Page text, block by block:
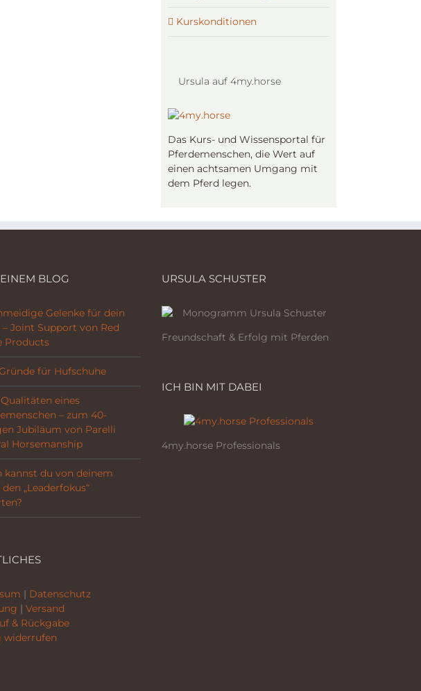
Kurskonditionen
Ursula auf 4my.horse
Das Kurs- und Wissensportal für
Pferdemenschen, die Wert auf
einen achtsamen Umgang mit
dem Pferd legen.
BLOG
Gelenke für dein
– Joint Support von Red
Products
für Hufschuhe
eines
– zum 40-
Jubiläum von Parelli
Horsemanship
kannst du von deinem
„Leaderfokus“
| Datenschutz
| Versand
& Rückgabe
widerrufen
URSULA SCHUSTER
Freundschaft & Erfolg mit Pferden
ICH BIN MIT DABEI
4my.horse Professionals